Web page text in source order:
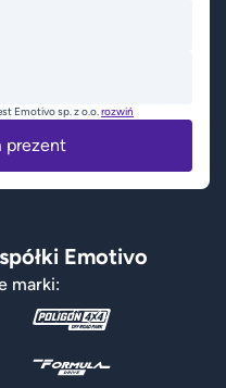
Emotivo sp. z o.o.rozwiń
prezent
Emotivo
marki: